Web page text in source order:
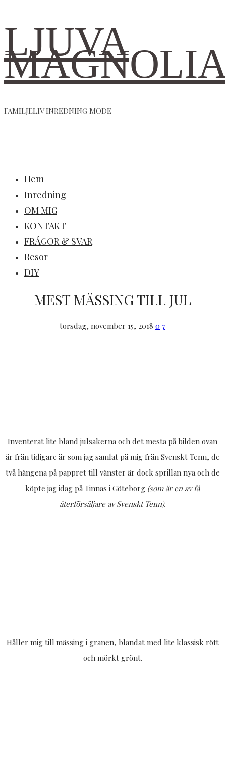
LJUVA
FAMILJELIV INREDNING MODE
Hem
Inredning
OM MIG
KONTAKT
FRÅGOR & SVAR
Resor
DIY
MEST MÄSSING TILL JUL
torsdag, november 15, 2018 0 7
Inventerat lite bland julsakerna och det mesta på bilden ovan
är från tidigare år som jag samlat på mig från Svenskt Tenn, de
två hängena på pappret till vänster är dock sprillan nya och de
köpte jag idag på Tinnas i Göteborg (som är en av få
återförsäljare av Svenskt Tenn).
Håller mig till mässing i granen, blandat med lite klassisk rött
och mörkt grönt.